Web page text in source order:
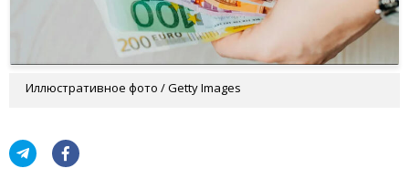
Иллюстративное фото / Getty Images